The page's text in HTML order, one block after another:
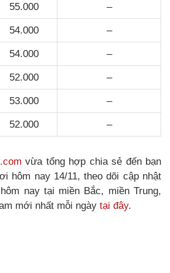
55.000 –
54.000 –
54.000 –
52.000 –
53.000 –
52.000 –
vừa tổng hợp chia sẻ đến bạn
hôm nay 14/11, theo dõi cập nhật
nay tại miền Bắc, miền Trung,
mới nhất mỗi ngày tại đây.